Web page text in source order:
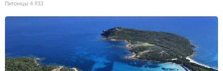
Питомцы 4 933